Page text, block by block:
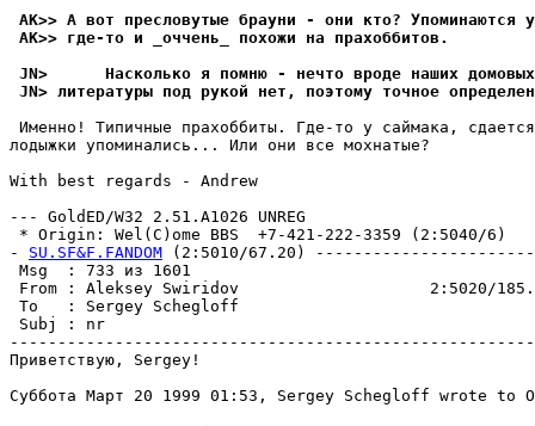
AK>> А вот пресловутые брауни - они кто? Упоминаются
AK>> где-то и _оччень_ похожи на прахоббитов.
JN>      Насколько я помню - нечто вроде наших
JN> литературы под рукой нет, поэтому точное
Именно! Типичные прахоббиты. Где-то у саймака,
лодыжки упоминались... Или они все мохнатые?
With best regards - Andrew
--- GoldED/W32 2.51.A1026 UNREG
* Origin: Wel(C)ome BBS  +7-421-222-3359 (2:5040/6)
- SU.SF&F.FANDOM (2:5010/67.20)
Msg  : 733
From : Aleksey Swiridov                    2:5020/
To   : Sergey Schegloff
Subj
Приветствую, Sergey!
Суббота Март 20 1999 01:53, Sergey Schegloff wrote to